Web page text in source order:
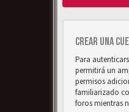
Crear una
Para
permitirá un
permisos
familiarizado
foros mientras